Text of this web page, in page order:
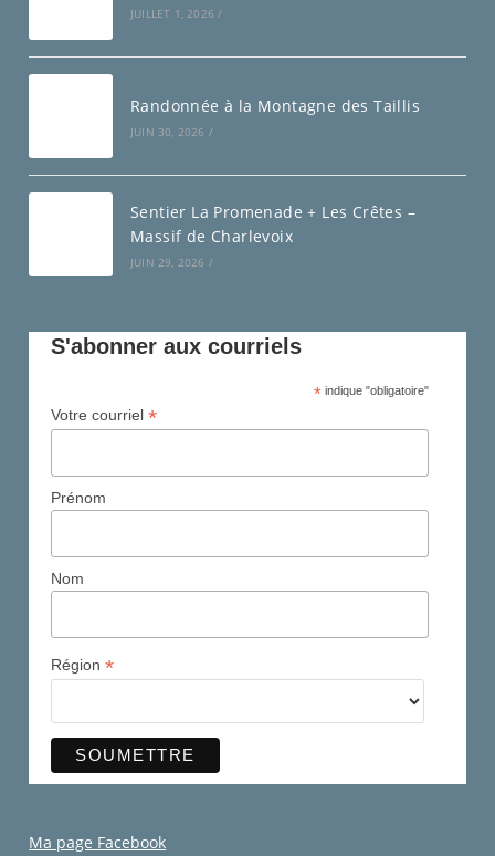
JUILLET 1, 2026 /
Randonnée à la Montagne des Taillis
JUIN 30, 2026 /
Sentier La Promenade + Les Crêtes –
Massif de Charlevoix
JUIN 29, 2026 /
S'abonner aux courriels
*indique "obligatoire"
Votre courriel*
Prénom
Nom
Région*
Ma page Facebook